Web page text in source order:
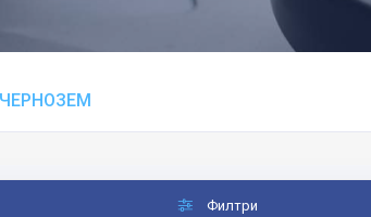
ЧЕРНОЗЕМ
Филтри